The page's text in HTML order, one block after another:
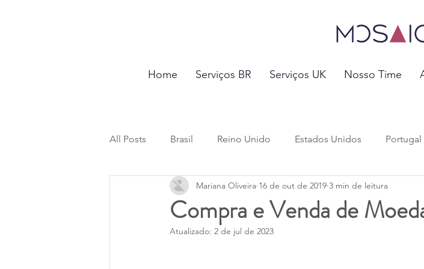
Home Serviços BR Serviços UK Nosso Time
All Posts Brasil Reino Unido Estados Unidos Portugal
Saída Definitiva Impostos e tributos Investimentos e
Testamento e Inventário Divórcio e Pensão Alimentícia
Compra e Venda de
Mariana Oliveira 16 de out de 2019 3 min de leitura
Atualizado: 2 de jul de 2023